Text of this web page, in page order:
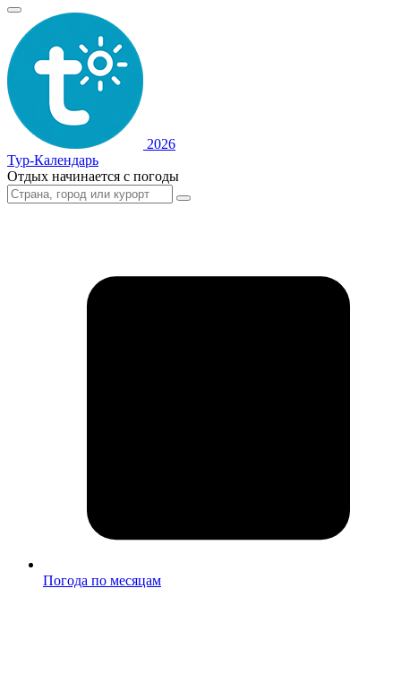
2026
Тур-Календарь
Отдых начинается с погоды
Погода по месяцам